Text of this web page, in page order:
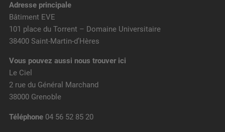
Adresse principale
Bâtiment EVE
101 place du Torrent – Domaine Universitaire
38400 Saint-Martin-d’Hères
Vous pouvez aussi nous trouver ici
Le Ciel
2 rue du Général Marchand
38000 Grenoble
Téléphone04 56 52 85 20